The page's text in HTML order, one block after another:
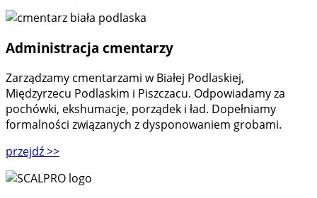
Administracja cmentarzy
Zarządzamy cmentarzami w Białej Podlaskiej,
Międzyrzecu Podlaskim i Piszczacu. Odpowiadamy za
pochówki, ekshumacje, porządek i ład. Dopełniamy
formalności związanych z dysponowaniem grobami.
przejdź>>